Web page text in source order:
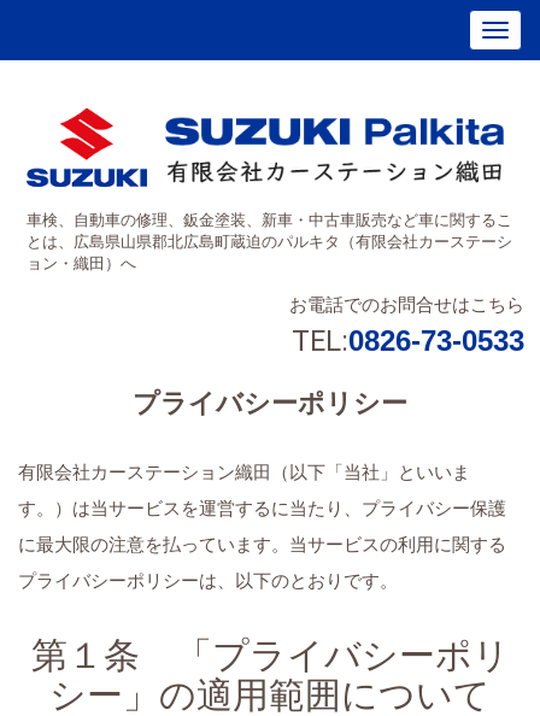
車検、自動車の修理、鈑金塗装、新車・中古車販売など車に関するこ
とは、広島県山県郡北広島町蔵迫のパルキタ（有限会社カーステーシ
ョン・織田）へ
お電話でのお問合せはこちら
TEL:0826-73-0533
プライバシーポリシー
有限会社カーステーション織田（以下「当社」といいま
す。）は当サービスを運営するに当たり、プライバシー保護
に最大限の注意を払っています。当サービスの利用に関する
プライバシーポリシーは、以下のとおりです。
第１条 「プライバシーポリ
シー」の適用範囲について